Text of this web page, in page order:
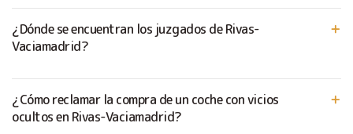
¿Dónde se encuentran los juzgados de Rivas-
Vaciamadrid?
¿Cómo reclamar la compra de un coche con vicios
ocultos en Rivas-Vaciamadrid?